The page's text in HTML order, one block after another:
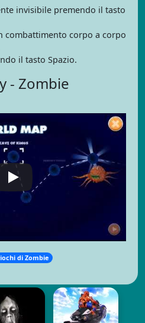
invisibile premendo il tasto
combattimento corpo a corpo
il tasto Spazio.
- Zombie
di Zombie